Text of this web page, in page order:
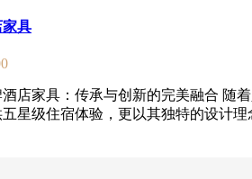
具
店家具：传承与创新的完美融合 随
星级住宿体验，更以其独特的设计